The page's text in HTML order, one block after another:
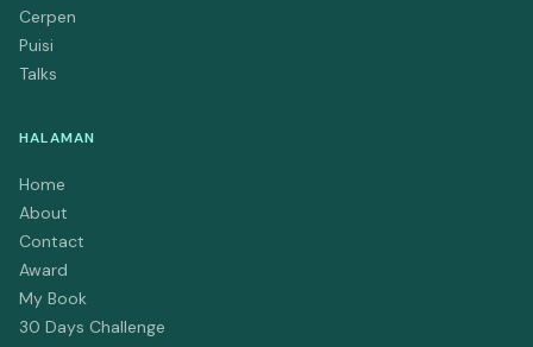
Cerpen
Puisi
Talks
HALAMAN
Home
About
Contact
Award
My Book
30 Days Challenge